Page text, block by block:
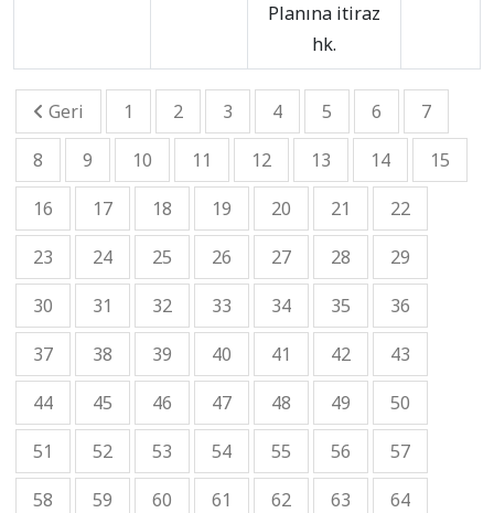
Planına itiraz
hk.
Geri 1 2 3 4 5 6
7
8
9 10 11 12 13 14
15
16
17 18 19 20 21
22
23
24 25 26 27 28
29
30
31 32 33 34 35
36
37
38 39 40 41 42
43
44
45 46 47 48 49
50
51
52 53 54 55 56
57
58
59 60 61 62 63
64